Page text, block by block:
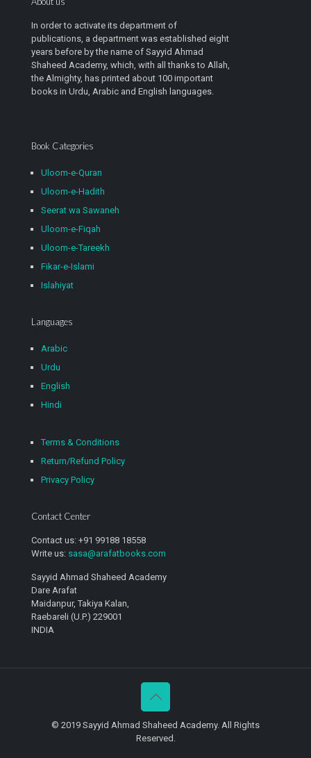
In order to activate its department of
publications, a department was established eight
years before by the name of Sayyid Ahmad
Shaheed Academy, which, with all thanks to Allah,
the Almighty, has printed about 100 important
books in Urdu, Arabic and English languages.
Book Categories
Uloom-e-Quran
Uloom-e-Hadith
Seerat wa Sawaneh
Uloom-e-Fiqah
Uloom-e-Tareekh
Fikar-e-Islami
Islahiyat
Languages
Arabic
Urdu
English
Hindi
Terms & Conditions
Return/Refund Policy
Privacy Policy
Contact Center
Contact us: +91 99188 18558
Write us: sasa@arafatbooks.com
Sayyid Ahmad Shaheed Academy
Dare Arafat
Maidanpur, Takiya Kalan,
Raebareli (U.P.) 229001
INDIA
© 2019 Sayyid Ahmad Shaheed Academy. All Rights
Reserved.